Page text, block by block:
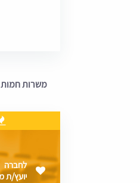
משרות חמות
יועץ/ת